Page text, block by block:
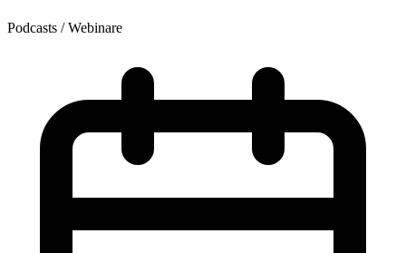
Podcasts / Webinare